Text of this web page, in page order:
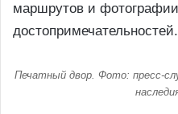
маршрутов и
достопримечательностей.
Печатный двор. Фото: пресс-